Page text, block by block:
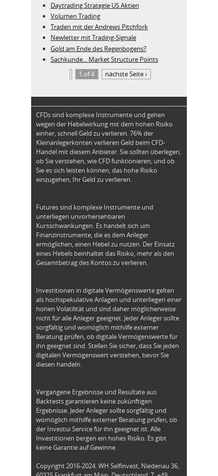
Daytrading Strategie US Aktien
Volumen Trading
Traden mit der Andrews Pitchfork
Newletter mit Trading-Signale
Gold am Ende des Regenbogens?
Sachkunde... Market Structure Points
1 of 4
nächste Seite ›
CFDs sind komplexe Instrumente und gehen
wegen der Hebelwirkung mit dem hohen Risiko
einher, schnell Geld zu verlieren. 76% der
Kleinanlegerkonten verlieren Geld beim CFD-
Handel mit diesem Anbieter. Sie sollten überlegen,
ob Sie verstehen, wie CFD funktionieren, und ob
Sie es sich leisten können, das hohe Risiko
einzugehen, Ihr Geld zu verlieren.
Futures sind komplexe Instrumente und
unterliegen unvorhersehbaren
Kursschwankungen. Es handelt sich um
Finanzinstrumente, die es dem Anleger
ermöglichen, einen Hebel zu nutzen. Der Einsatz
eines Hebels beinhaltet das Risiko, mehr als den
Gesamtbetrag des Kontos zu verlieren.
Investitionen in digitale Vermögenswerte gelten
als hochspekulative Anlagen und unterliegen einer
hohen Volatilität und sind daher möglicherweise
nicht für alle Anleger geeignet. Jeder Anleger sollte
sorgfältig und womöglich mithilfe externer
Beratung prüfen, ob digitale Vermögenswerte für
ihn geeignet sind. Stellen Sie sicher, dass Sie jeden
digitalen Vermögenswert verstehen, bevor Sie
diesen handeln.
Vergangene Ergebnisse und Resultate aus
Backtests garantieren keine zukünftigen
Ergebnisse. Jeder Anleger sollte sorgfältig und
womöglich mithilfe externer Beratung prüfen, ob
der Investui Service für ihn geeignet ist. Alle
Investitionen bergen ein hohes Risiko. Es gibt
keine Garantie auf Gewinne.
Copyright 2016-2024. WH Selfinvest, Niedenau 36,